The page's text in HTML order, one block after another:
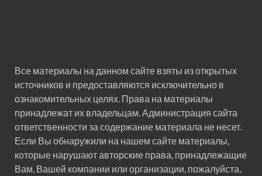
Все материалы на данном сайте взяты из открытых
источников и предоставляются исключительно в
ознакомительных целях. Права на материалы
принадлежат их владельцам. Администрация сайта
ответственности за содержание материала не несет.
Если Вы обнаружили на нашем сайте материалы,
которые нарушают авторские права, принадлежащие
Вам, Вашей компании или организации, пожалуйста,